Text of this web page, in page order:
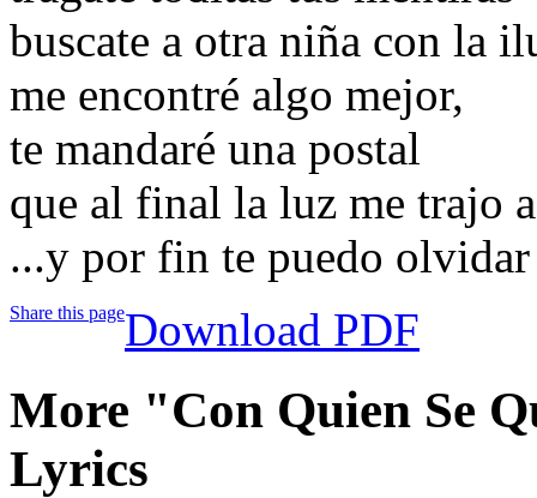
buscate a otra niña con la
me encontré algo mejor,
te mandaré una postal
que al final la luz me trajo
...y por fin te puedo olvidar
Share this pageDownload PDF
More "Con Quien Se
Lyrics